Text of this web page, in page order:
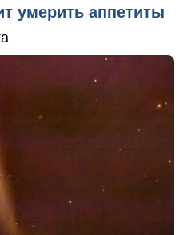
умерить аппетиты